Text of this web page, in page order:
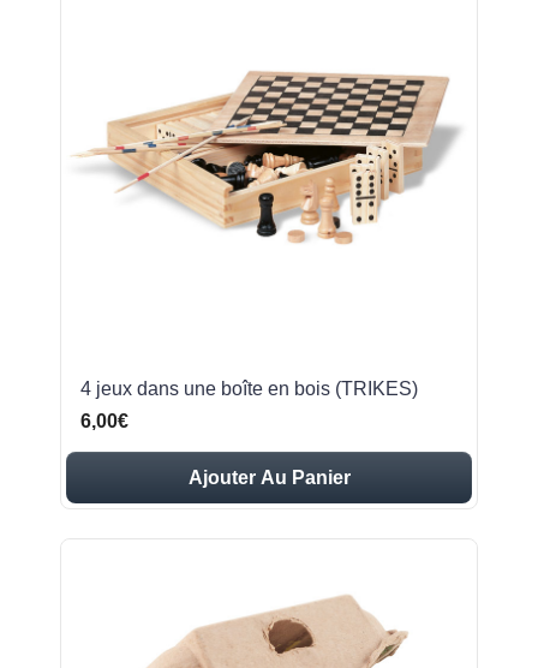
4 jeux dans une boîte en bois (TRIKES)
6,00€
Ajouter Au Panier